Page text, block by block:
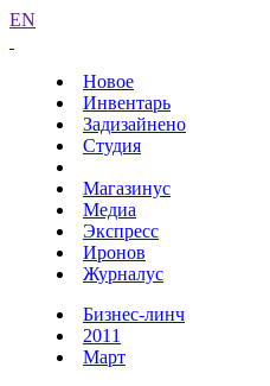
EN
Новое
Инвентарь
Задизайнено
Студия
Магазинус
Медиа
Экспресс
Иронов
Журналус
Бизнес-линч
2011
Март